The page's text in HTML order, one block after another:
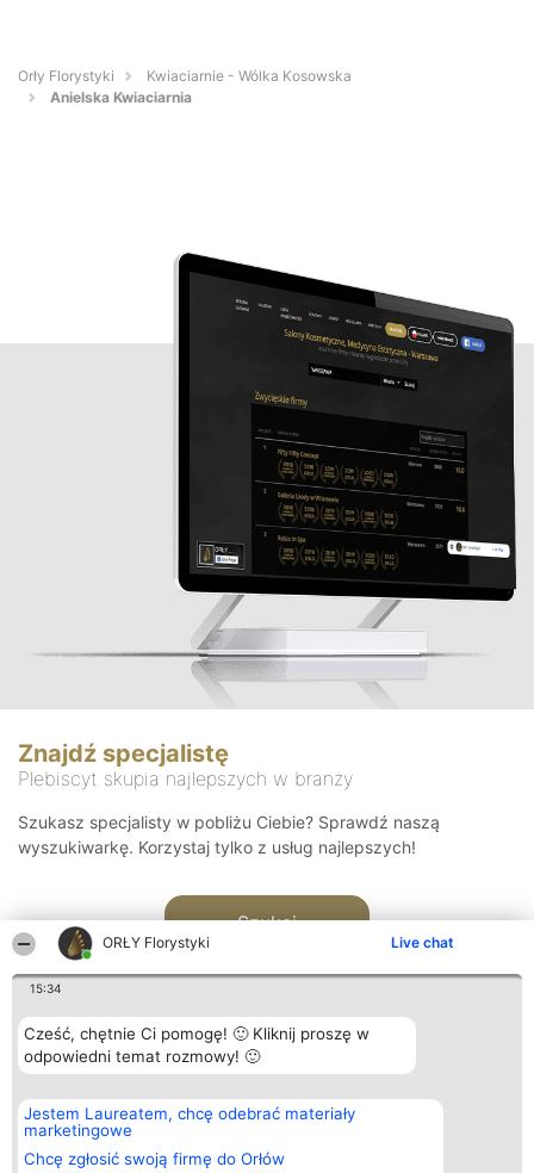
ORŁY Florystyki Live chat
15:34
Cześć, chętnie Ci pomogę! 🙂 Kliknij proszę w
odpowiedni temat rozmowy! 🙂
Jestem Laureatem, chcę odebrać materiały
marketingowe
Chcę zgłosić swoją firmę do Orłów
Orły Florystyki
Kwiaciarnie - Wólka Kosowska
Anielska Kwiaciarnia
Znajdź specjalistę
Plebiscyt skupia najlepszych w branży
Szukasz specjalisty w pobliżu Ciebie? Sprawdź naszą
wyszukiwarkę. Korzystaj tylko z usług najlepszych!
Szukaj
Organizator plebiscytu
Bright Side Solutions sp. z o.
o. sp. k.
ul. Ruska 22
Wrocław 50-079
Plebiscyt
Laureaci
wszystkich
Laureatów
Kontakt
Kontakt